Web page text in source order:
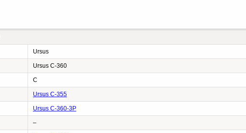
Ursus
Ursus C-360
C
Ursus C-355
Ursus C-360-3P
–